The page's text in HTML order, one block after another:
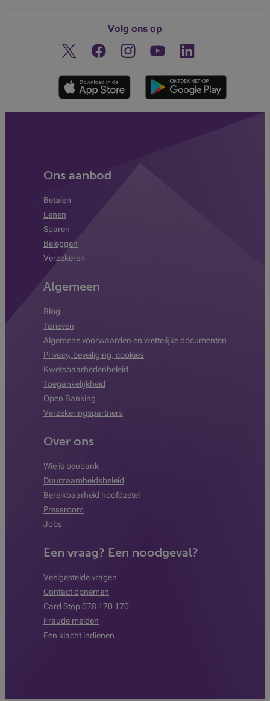
Volg ons op
Twitter FacebookInstagramOntdek ons YouTube-kanaal
Linkedin
Ons aanbod
Betalen
Lenen
Sparen
Beleggen
Verzekeren
Algemeen
Blog
Tarieven
Algemene voorwaarden en wettelijke documenten
Privacy, beveiliging, cookies
Kwetsbaarhedenbeleid
Toegankelijkheid
Open Banking
Verzekeringspartners
Over ons
Wie is beobank
Duurzaamheidsbeleid
Bereikbaarheid hoofdzetel
Pressroom
Jobs
Een vraag? Een noodgeval?
Veelgestelde vragen
Contact opnemen
Card Stop 078 170 170
Fraude melden
Een klacht indienen